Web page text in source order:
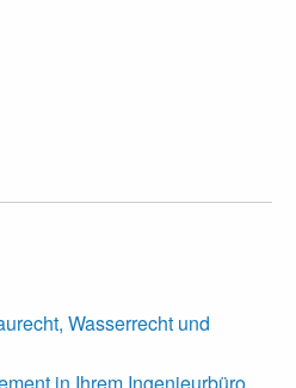
Wasserrecht und